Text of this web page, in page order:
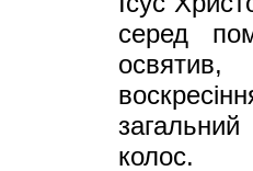
серед
колос.